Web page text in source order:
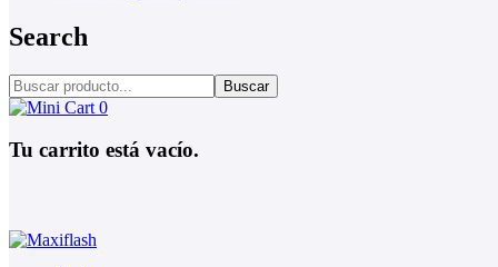
Search
Buscar
0
Tu carrito está vacío.